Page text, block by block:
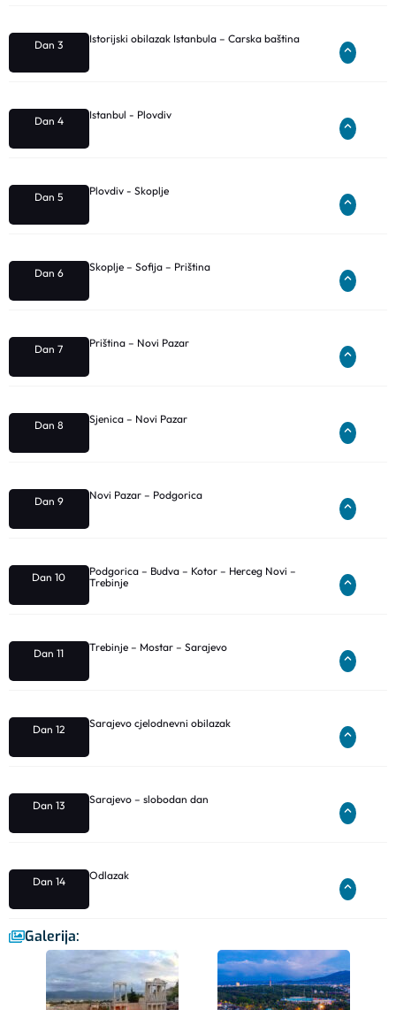
Dan 3 Istorijski obilazak Istanbula – Carska baština
Dan 4 Istanbul - Plovdiv
Dan 5 Plovdiv - Skoplje
Dan 6 Skoplje – Sofija – Priština
Dan 7 Priština – Novi Pazar
Dan 8 Sjenica – Novi Pazar
Dan 9 Novi Pazar – Podgorica
Dan 10
Podgorica – Budva – Kotor – Herceg Novi –
Trebinje
Dan 11 Trebinje – Mostar – Sarajevo
Dan 12 Sarajevo cjelodnevni obilazak
Dan 13 Sarajevo – slobodan dan
Dan 14 Odlazak
Galerija: